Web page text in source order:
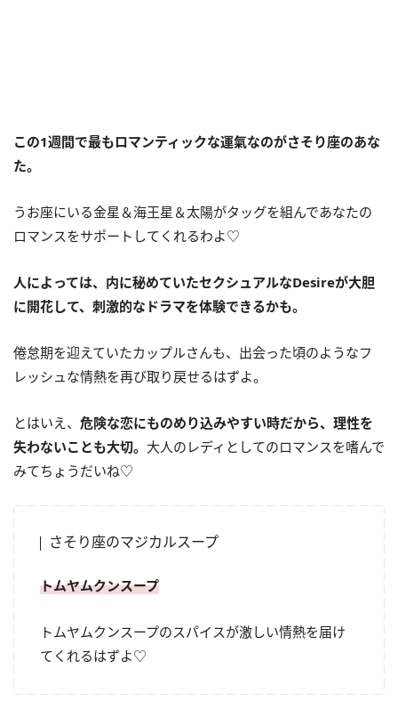
この1週間で最もロマンティックな運氣なのがさそり座のあな
た。
うお座にいる金星＆海王星＆太陽がタッグを組んであなたの
ロマンスをサポートしてくれるわよ♡
人によっては、内に秘めていたセクシュアルなDesireが大胆
に開花して、刺激的なドラマを体験できるかも。
倦怠期を迎えていたカップルさんも、出会った頃のようなフ
レッシュな情熱を再び取り戻せるはずよ。
とはいえ、 危険な恋にものめり込みやすい時だから、理性を
失わないことも大切。 大人のレディとしてのロマンスを嗜んで
みてちょうだいね♡
さそり座のマジカルスープ
トムヤムクンスープ
トムヤムクンスープのスパイスが激しい情熱を届け
てくれるはずよ♡